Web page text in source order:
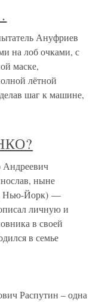
Ануфриев
на лоб очками, с
маске,
лётной
шаг к машине,
ныне
Нью-Йорк) —
личную и
в своей
в семье
Распутин – одна